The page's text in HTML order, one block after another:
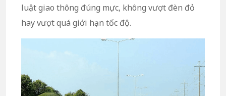
luật giao thông đúng mực, không vượt đèn đỏ
hay vượt quá giới hạn tốc độ.